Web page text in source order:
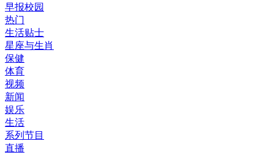
早报校园
热门
生活贴士
星座与生肖
保健
体育
视频
新闻
娱乐
生活
系列节目
直播